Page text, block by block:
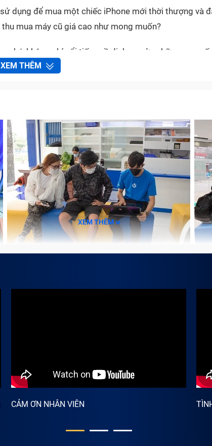
dụng để mua một chiếc iPhone mới thời thượng và
mua máy cũ giá cao như mong muốn?
nhé, không chỉ nổi tiếng về dịch vụ sửa chữa, cung
vựcmua điện thoại Blackberry giá cao quận Thủ Đức
giá cao quận Thủ Đức
phát triển, ngày càng cho ra đời nhiều mẫu mã
hình thức thì một chiếc điện thoại cũ đã qua sử dụng
dở khóc dở cười khiến bạn bán thì tiếc mà giữ lại thì
khảo giá cả ở một số nơi và chắc chắn là không
thật tỉnh táo để đưa ra quyết định sáng suốt nhất.
RIM 900 BlackBerry RIM 950, BlackBerry RIM
BlackBerry 7130, BlackBerry 8700, BlackBerry
XEM THÊM
XEM THÊM
CẢM ƠN NHÂN VIÊN